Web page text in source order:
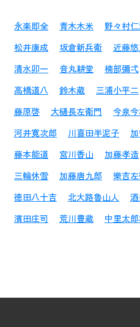
永楽即全 青木木米 野々村
松井康成
坂倉新兵衛 近藤
清水卯一
音丸耕堂 楠部彌弌
高橋道八
鈴木蔵 三浦小平二
藤原啓
大樋長左衛門 今泉
河井寛次郎
川喜田半泥子
藤本能道
宮川香山 加藤孝造
三輪休雪
加藤唐九郎 樂吉
徳田八十吉
北大路魯山人
濱田庄司
荒川豊蔵 中里太